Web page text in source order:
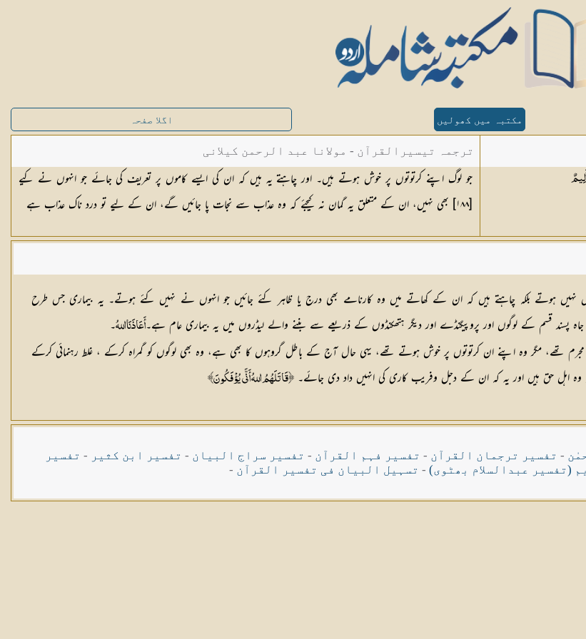
مکتبہ میں کھولیں اگلا صفحہ
ترجمہ تیسیرالقرآن - مولانا عبد الرحمن کیلانی
جو لوگ اپنے کرتوتوں پر خوش ہوتے ہیں۔ اور چاہتے یہ ہیں کہ ان کی ایسے کاموں پر تعریف کی جائے جو انہوں نے کیے
[١٨٨] بھی نہیں، ان کے متعلق یہ گمان نہ کیجئے کہ وہ عذاب سے نجات پا جائیں گے، ان کے لیے تو درد ناک عذاب ہے
ہوتے بلکہ چاہتے ہیں کہ ان کے کھاتے میں وہ کارنامے بھی درج یا ظاہر کئے جائیں جو انہوں نے نہیں کئے ہوتے۔ یہ بیماری جس طرح
قسم کے لوگوں اور پروپیگنڈے اور دیگر ہتھکنڈوں کے ذریعے سے بننے والے لیڈروں میں یہ بیماری عام ہے۔أَعَاذَنَا اللهُ۔
مگر وہ اپنے ان کرتوتوں پر خوش ہوتے تھے، یہی حال آج کے باطل گروہوں کا بھی ہے، وہ بھی لوگوں کو گمراہ کرکے ، غلط رہنمائی کرکے
اہل حق ہیں اور یہ کہ ان کے دجل وفریب کاری کی انہیں داد دی جائے۔ ﴿قَاتَلَهُمُ اللهُ أَنَّى يُؤْفَكُونَ﴾
- تفسیر ترجمان القرآن - تفسیر فہم القرآن - تفسیر سراج البیان - تفسیر ابن کثیر - تفسیر
(تفسیر عبدالسلام بھٹوی) - تسہیل البیان فی تفسیر القرآن -